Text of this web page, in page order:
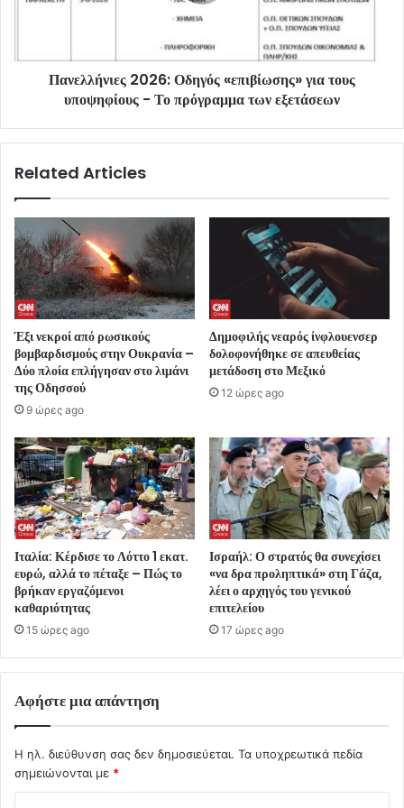
Πανελλήνιες 2026: Οδηγός «επιβίωσης» για τους
υποψηφίους - Το πρόγραμμα των εξετάσεων
Related Articles
Έξι νεκροί από ρωσικούς
βομβαρδισμούς στην Ουκρανία –
Δύο πλοία επλήγησαν στο λιμάνι
της Οδησσού
9 ώρες ago
Δημοφιλής νεαρός ίνφλουενσερ
δολοφονήθηκε σε απευθείας
μετάδοση στο Μεξικό
12 ώρες ago
Ιταλία: Κέρδισε το Λόττο 1 εκατ.
ευρώ, αλλά το πέταξε – Πώς το
βρήκαν εργαζόμενοι
καθαριότητας
15 ώρες ago
Ισραήλ: Ο στρατός θα συνεχίσει
«να δρα προληπτικά» στη Γάζα,
λέει ο αρχηγός του γενικού
επιτελείου
17 ώρες ago
Αφήστε μια απάντηση
Η ηλ. διεύθυνση σας δεν δημοσιεύεται. Τα υποχρεωτικά πεδία
σημειώνονται με *